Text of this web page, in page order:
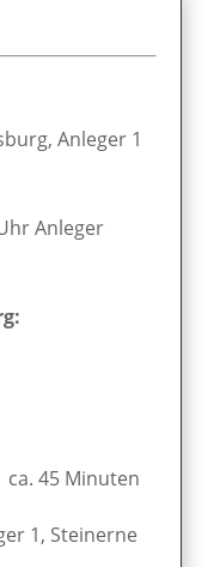
Anleger 1
Anleger
ca. 45 Minuten
1, Steinerne